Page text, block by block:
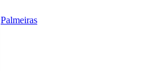
Palmeiras